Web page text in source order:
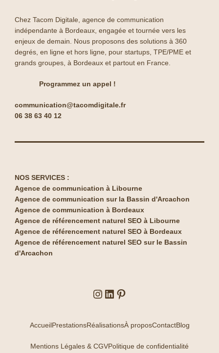
Chez Tacom Digitale, agence de communication
indépendante à Bordeaux, engagée et tournée vers les
enjeux de demain. Nous proposons des solutions à 360
degrés, en ligne et hors ligne, pour startups, TPE/PME et
grands groupes, à Bordeaux et partout en France.
Programmez un appel !
communication@tacomdigitale.fr
06 38 63 40 12
NOS SERVICES :
Agence de communication à Libourne
Agence de communication sur la Bassin d'Arcachon
Agence de communication à Bordeaux
Agence de référencement naturel SEO à Libourne
Agence de référencement naturel SEO à Bordeaux
Agence de référencement naturel SEO sur le Bassin
d'Arcachon
AccueilPrestationsRéalisationsÀ proposContactBlog
Mentions Légales & CGVPolitique de confidentialité